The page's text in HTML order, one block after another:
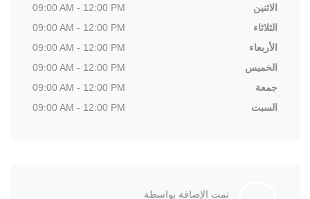
الاثنين
09:00 AM - 12:00 PM
الثلاثاء
09:00 AM - 12:00 PM
الأربعاء
09:00 AM - 12:00 PM
الخميس
09:00 AM - 12:00 PM
جمعة
09:00 AM - 12:00 PM
السبت
09:00 AM - 12:00 PM
تمت الإضافة بواسطة